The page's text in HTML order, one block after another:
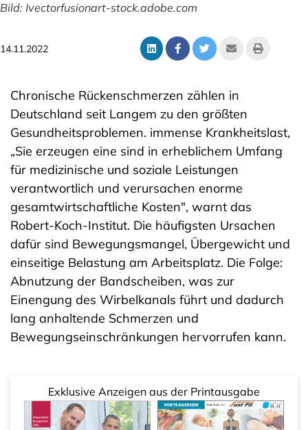
Bild: Ivectorfusionart-stock.adobe.com
14.11.2022
Chronische Rückenschmerzen zählen in
Deutschland seit Langem zu den größten
Gesundheitsproblemen. immense Krankheitslast,
„Sie erzeugen eine sind in erheblichem Umfang
für medizinische und soziale Leistungen
verantwortlich und verursachen enorme
gesamtwirtschaftliche Kosten", warnt das
Robert-Koch-Institut. Die häufigsten Ursachen
dafür sind Bewegungsmangel, Übergewicht und
einseitige Belastung am Arbeitsplatz. Die Folge:
Abnutzung der Bandscheiben, was zur
Einengung des Wirbelkanals führt und dadurch
lang anhaltende Schmerzen und
Bewegungseinschränkungen hervorrufen kann.
Exklusive Anzeigen aus der Printausgabe